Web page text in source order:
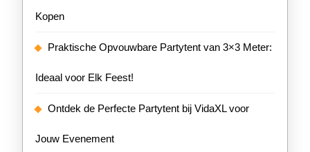
Kopen
Praktische Opvouwbare Partytent van 3×3 Meter:
Ideaal voor Elk Feest!
Ontdek de Perfecte Partytent bij VidaXL voor
Jouw Evenement